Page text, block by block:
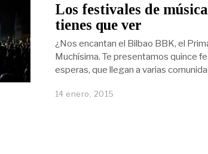
Los festivales de
tienes que ver
¿Nos encantan el Bilbao BBK, el
Muchísima. Te presentamos quince
esperas, que llegan a varias
14 enero, 2015